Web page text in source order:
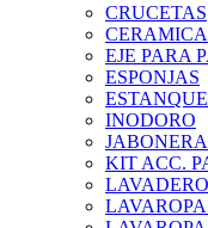
CRUCETAS
CERAMICA
EJE PARA
ESPONJAS
ESTANQUE
INODORO
KIT ACC.